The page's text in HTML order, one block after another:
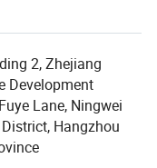
2, Zhejiang Private
City
kualitas,
dan
terkemuka,
2, Zhejiang
Development
Lane, Ningwei
Hangzhou